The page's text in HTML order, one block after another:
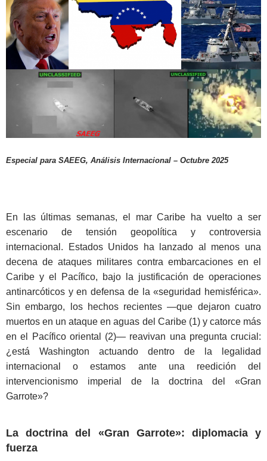
Especial para SAEEG, Análisis Internacional – Octubre 2025
En las últimas semanas, el mar Caribe ha vuelto a ser
escenario de tensión geopolítica y controversia
internacional. Estados Unidos ha lanzado al menos una
decena de ataques militares contra embarcaciones en el
Caribe y el Pacífico, bajo la justificación de operaciones
antinarcóticos y en defensa de la «seguridad hemisférica».
Sin embargo, los hechos recientes —que dejaron cuatro
muertos en un ataque en aguas del Caribe (1) y catorce más
en el Pacífico oriental (2)— reavivan una pregunta crucial:
¿está Washington actuando dentro de la legalidad
internacional o estamos ante una reedición del
intervencionismo imperial de la doctrina del «Gran
Garrote»?
La doctrina del «Gran Garrote»: diplomacia y
fuerza